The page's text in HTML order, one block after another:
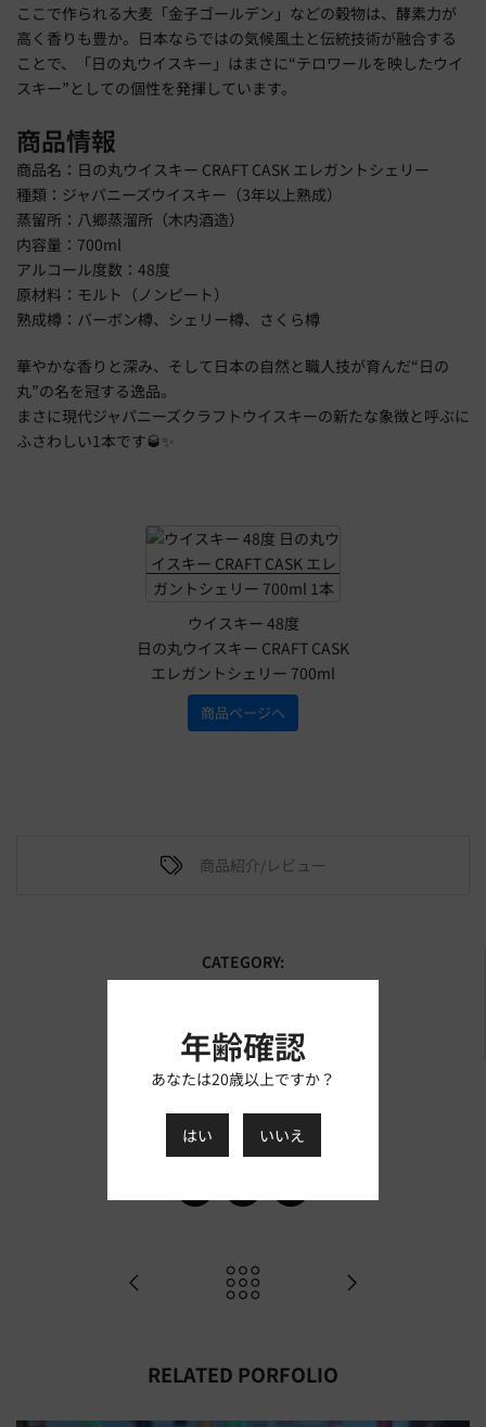
ここで作られる大麦「金子ゴールデン」などの穀物は、酵素力が
高く香りも豊か。日本ならではの気候風土と伝統技術が融合する
ことで、「日の丸ウイスキー」はまさに“テロワールを映したウイ
スキー”としての個性を発揮しています。
商品情報
商品名：日の丸ウイスキー CRAFT CASK エレガントシェリー
種類：ジャパニーズウイスキー（3年以上熟成）
蒸留所：八郷蒸溜所（木内酒造）
内容量：700ml
アルコール度数：48度
原材料：モルト（ノンピート）
熟成樽：バーボン樽、シェリー樽、さくら樽
華やかな香りと深み、そして日本の自然と職人技が育んだ“日の
丸”の名を冠する逸品。
まさに現代ジャパニーズクラフトウイスキーの新たな象徴と呼ぶに
ふさわしい1本です🥃✨
ウイスキー 48度
日の丸ウイスキー CRAFT CASK
エレガントシェリー 700ml
商品ページへ
商品紹介/レビュー
CATEGORY:
ましもスタッフ
TAGS:
RELATED PORFOLIO
年齢確認
あなたは20歳以上ですか？
はい いいえ